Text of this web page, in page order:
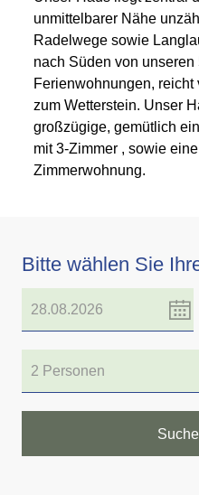
unmittelbarer Nähe
Radelwege sowie
nach Süden von
Ferienwohnungen,
zum Wetterstein. Unser
großzügige, gemütlich
mit 3-Zimmer , sowie
Zimmerwohnung.
Bitte wählen Sie
2 Personen